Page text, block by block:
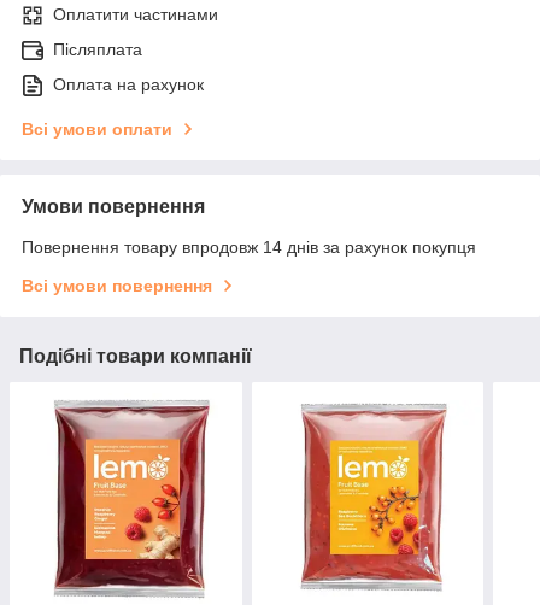
Оплатити частинами
Післяплата
Оплата на рахунок
Всі умови оплати
Умови повернення
Повернення товару впродовж 14 днів за рахунок покупця
Всі умови повернення
Подібні товари компанії